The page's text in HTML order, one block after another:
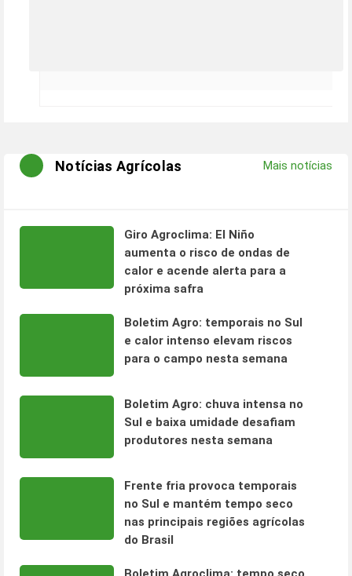
Notícias Agrícolas Mais notícias
Giro Agroclima: El Niño
aumenta o risco de ondas de
calor e acende alerta para a
próxima safra
Boletim Agro: temporais no Sul
e calor intenso elevam riscos
para o campo nesta semana
Boletim Agro: chuva intensa no
Sul e baixa umidade desafiam
produtores nesta semana
Frente fria provoca temporais
no Sul e mantém tempo seco
nas principais regiões agrícolas
do Brasil